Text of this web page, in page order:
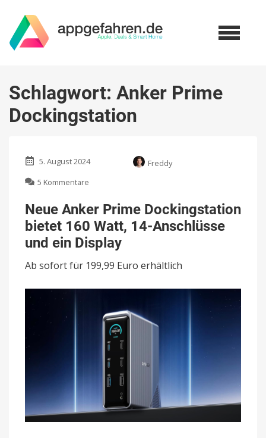
Schlagwort: Anker Prime
Dockingstation
5. August 2024
Freddy
5 Kommentare
Anker
Prime
Dockingstation
bietet
160
Watt,
14-
Display
Neue Anker Prime Dockingstation
bietet 160 Watt, 14-Anschlüsse
und ein Display
Ab sofort für 199,99 Euro erhältlich